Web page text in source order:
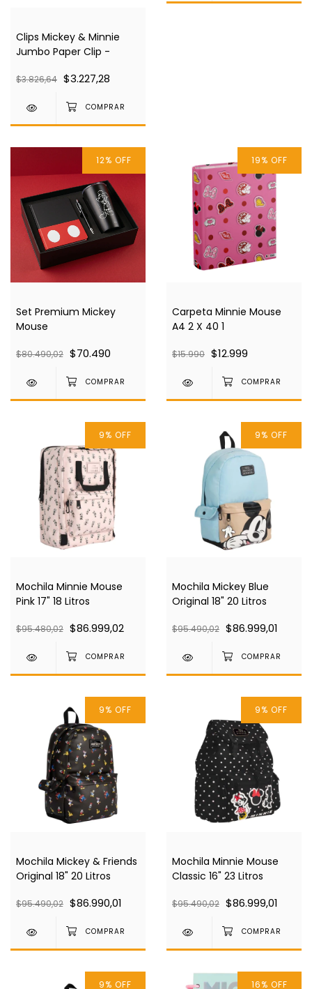
Clips Mickey & Minnie
Jumbo Paper Clip -
$3.826,64 $3.227,28
12% OFF
Set Premium Mickey
Mouse
$80.490,02 $70.490
19% OFF
Carpeta Minnie Mouse
A4 2 X 40 1
$15.990 $12.999
9% OFF
Mochila Minnie Mouse
Pink 17" 18 Litros
$95.480,02 $86.999,02
9% OFF
Mochila Mickey Blue
Original 18" 20 Litros
$95.490,02 $86.999,01
9% OFF
Mochila Mickey & Friends
Original 18" 20 Litros
$95.490,02 $86.990,01
9% OFF
Mochila Minnie Mouse
Classic 16" 23 Litros
$95.490,02 $86.999,01
9% OFF 16% OFF